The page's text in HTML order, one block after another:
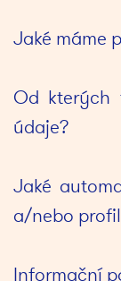
Jaké máme
Od kterých
údaje?
Jaké
a/nebo
Informační